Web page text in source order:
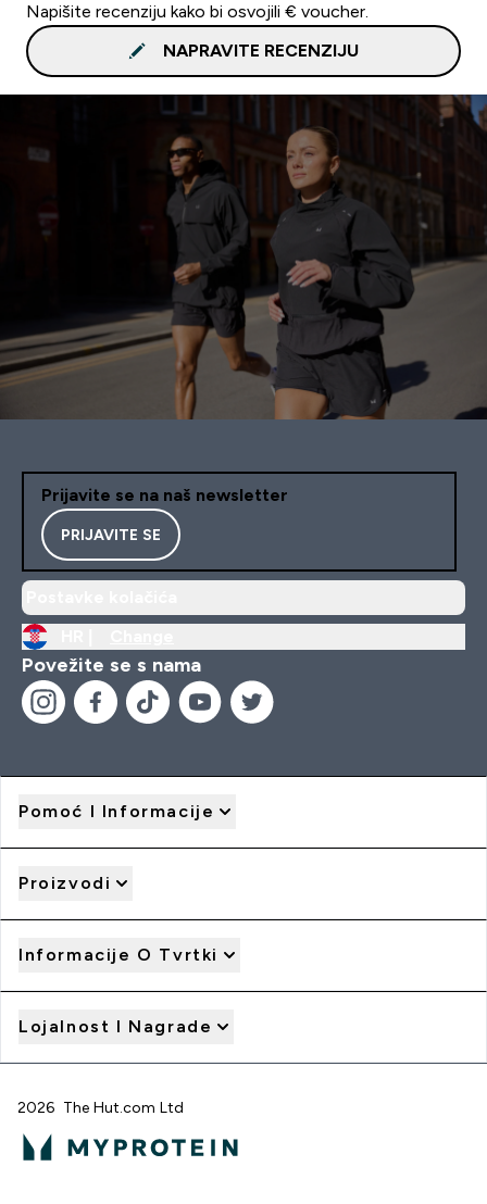
Napišite recenziju kako bi osvojili € voucher.
NAPRAVITE RECENZIJU
Prijavite se na naš newsletter
PRIJAVITE SE
Povežite se s nama
Pomoć I Informacije
Proizvodi
Informacije O Tvrtki
Lojalnost I Nagrade
2026 The Hut.com Ltd